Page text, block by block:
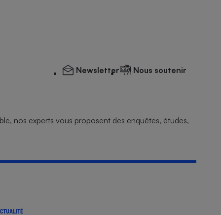
Newsletter Nous soutenir
nos experts vous proposent des enquêtes, études,